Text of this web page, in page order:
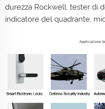
durezza Rockwell, tester di
indicatore del quadrante,
Applicazione